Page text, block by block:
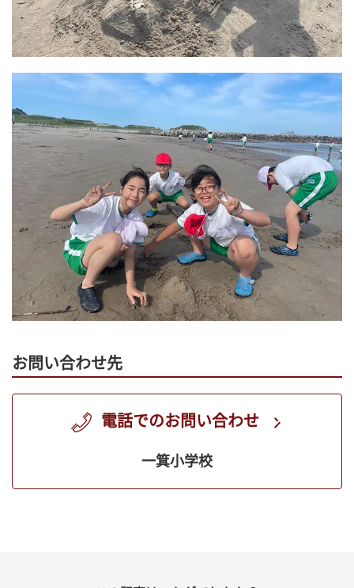
お問い合わせ先
電話でのお問い合わせ
一箕小学校